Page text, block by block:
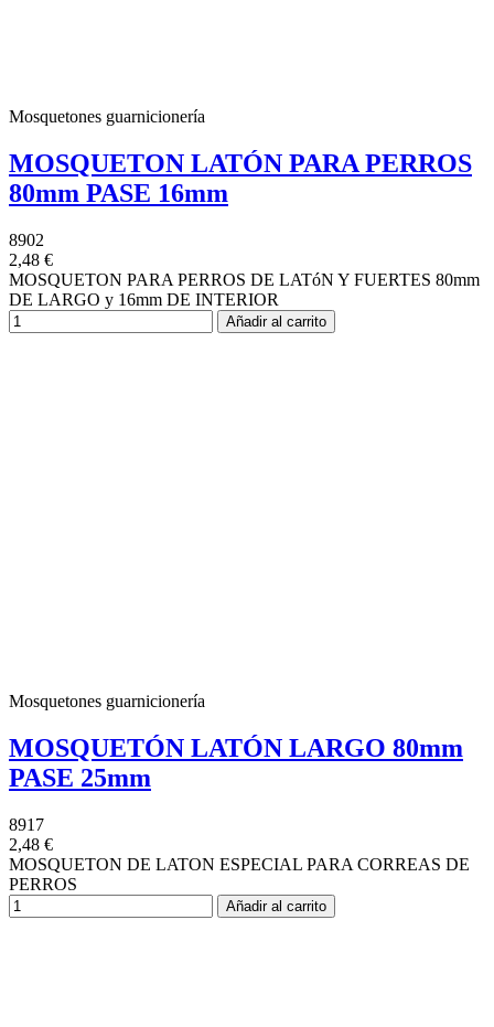
Mosquetones guarnicionería
MOSQUETON LATÓN PARA PERROS
80mm PASE 16mm
8902
2,48 €
MOSQUETON PARA PERROS DE LATóN Y FUERTES 80mm
DE LARGO y 16mm DE INTERIOR
Añadir al carrito
Mosquetones guarnicionería
MOSQUETÓN LATÓN LARGO 80mm
PASE 25mm
8917
2,48 €
MOSQUETON DE LATON ESPECIAL PARA CORREAS DE
PERROS
Añadir al carrito